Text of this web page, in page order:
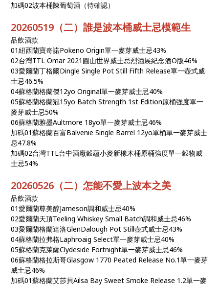
加碼02波本桶陳葡萄酒（待確認）
20260519（二）誰是波本桶威士忌模範生
品飲酒款
01紐西蘭寶奇諾Pokeno Origin單一麥芽威士忌43%
02台灣TTL Omar 2021圓山世界威士忌烈酒展紀念酒O版46%
03愛爾蘭丁格爾Dingle Single Pot Still Fifth Release單一壺式威
士忌46.5%
04蘇格蘭格蘭傑12yo Original單一麥芽威士忌40%
05蘇格蘭格蘭冠15yo Batch Strength 1st Edition原桶強度單一
麥芽威士忌50%
06蘇格蘭雅墨Aultmore 18yo單一麥芽威士忌46%
加碼01蘇格蘭百富Balvenie Single Barrel 12yo單桶單一麥芽威士
忌47.8%
加碼02台灣TTL台中酒廠穀蘊小麥新橡木桶原桶強度單一穀物威
士忌54%
20260526（二）怎能不愛上波本之美
品飲酒款
01愛爾蘭尊美醇Jameson調和威士忌40%
02愛爾蘭天頂Teeling Whiskey Small Batch調和威士忌46%
03愛爾蘭格蘭達洛GlenDalough Pot Still壺式威士忌43%
04蘇格蘭拉弗格Laphroaig Select單一麥芽威士忌40%
05蘇格蘭克萊薩Clydeside Fortnight單一麥芽威士忌46%
06蘇格蘭格拉斯哥Glasgow 1770 Peated Release No.1單一麥芽
威士忌46%
加碼01蘇格蘭艾莎貝Ailsa Bay Sweet Smoke Release 1.2單一麥